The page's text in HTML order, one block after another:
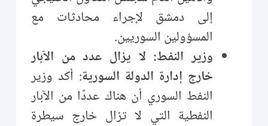
إلى دمشق لإجراء محادثات مع
المسؤولين السوريين.
وزير النفط: لا يزال عدد من الآبار
خارج إدارة الدولة السورية: أكد وزير
النفط السوري أن هناك عددًا من الآبار
النفطية التي لا تزال خارج سيطرة